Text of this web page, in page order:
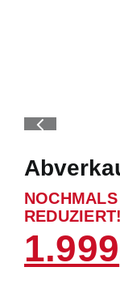
NOCHMALS
REDUZIERT!
1.999